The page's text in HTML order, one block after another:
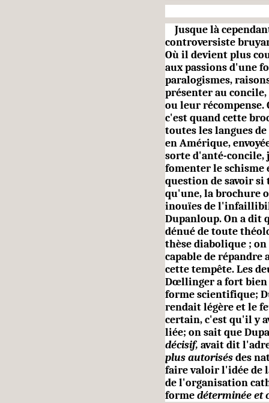
Jusque là
controversiste
Où il devient plus
aux passions d'une
paralogismes,
présenter au
ou leur
c'est quand cette
toutes les langues
en Amérique,
sorte d'anté-concile,
fomenter le schisme
question de savoir
qu'une, la bro­chure
inouïes de
Dupanloup. On a dit
dénué de toute
thèse diabolique ;
capable de répandre
cette tempête. Les
Dœllinger a fort bien
forme scientifique;
ren­dait légère et le
certain, c'est qu'il y
liée; on sait que
décisif, avait dit
plus autorisésdes
faire valoir l'idée de
de l'organisation
formedéterminée et